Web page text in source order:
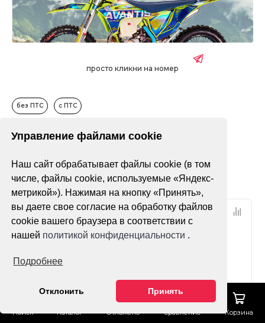
Управление файлами cookie
Наш сайт обрабатывает файлы cookie (в том
числе, файлы cookie, используемые «Яндекс-
метрикой»). Нажимая на кнопку «Принять»,
вы даете свое согласие на обработку файлов
cookie вашего браузера в соответствии с
нашей политикой конфиденциальности .
Подробнее
Отклонить Принять
Поиск Каталог Отложено Сравнение Корзина
просто кликни на номер
без ПТС с ПТС
Только в наличии
Фильтр По популярности
Супер цена! Супер цена!